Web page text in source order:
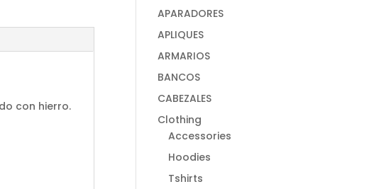
con hierro.
APARADORES
APLIQUES
ARMARIOS
BANCOS
CABEZALES
Clothing
Accessories
Hoodies
Tshirts